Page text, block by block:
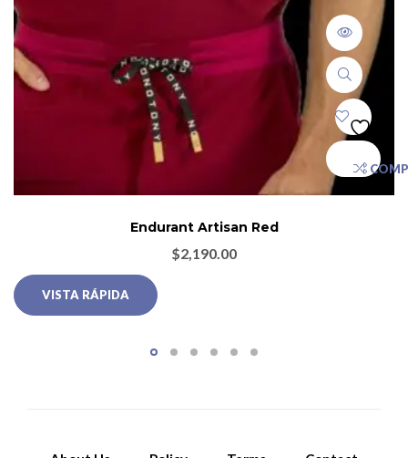
Endurant Artisan Red
$2,190.00
VISTA RÁPIDA